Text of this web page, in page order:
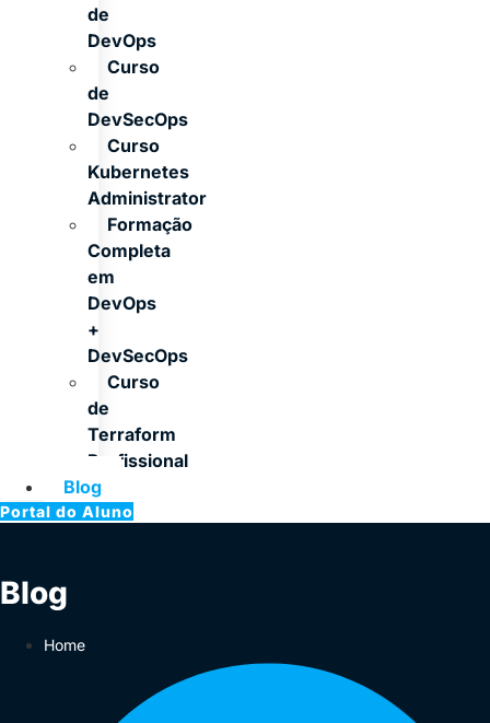
de
DevOps
Curso
de
DevSecOps
Curso
Kubernetes
Administrator
Formação
Completa
em
DevOps
+
DevSecOps
Curso
de
Terraform
Profissional
Blog
Portal do Aluno
Blog
Home